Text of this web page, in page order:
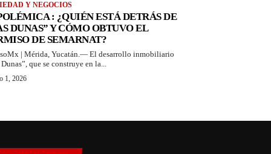
Y NEGOCIOS
: ¿QUIÉN ESTÁ DETRÁS DE
DUNAS” Y CÓMO OBTUVO EL
DE SEMARNAT?
| Mérida, Yucatán.— El desarrollo inmobiliario
que se construye en la...
1, 2026